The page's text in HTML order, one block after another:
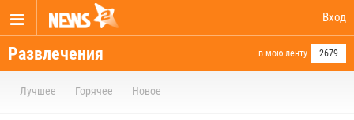
Вход
Развлечения в мою ленту 2679
Лучшее Горячее Новое